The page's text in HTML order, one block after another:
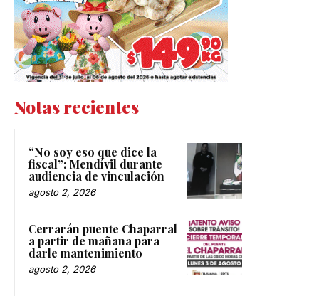
Notas recientes
“No soy eso que dice la
fiscal”: Mendívil durante
audiencia de vinculación
agosto 2, 2026
Cerrarán puente Chaparral
a partir de mañana para
darle mantenimiento
agosto 2, 2026